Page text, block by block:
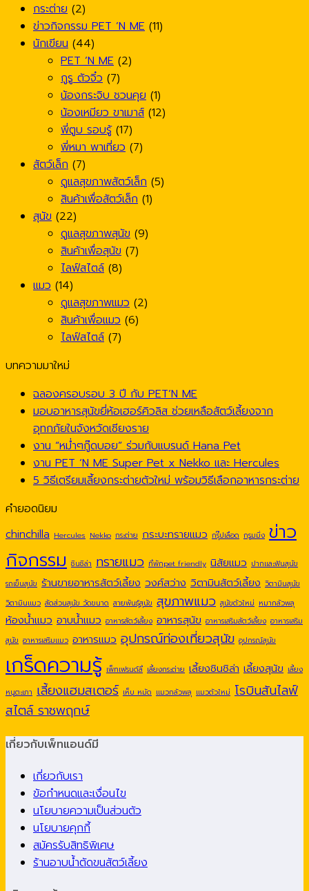
กระต่าย (2)
ข่าวกิจกรรม PET ’N ME (11)
นักเขียน (44)
PET ’N ME (2)
กูรู ตัวจิ๋ว (7)
น้องกระจิบ ชวนคุย (1)
น้องเหมียว ขาเมาส์ (12)
พี่ตูบ รอบรู้(17)
พี่หมา พาเที่ยว (7)
สัตว์เล็ก (7)
ดูแลสุขภาพสัตว์เล็ก (5)
สินค้าเพื่อสัตว์เล็ก (1)
สุนัข (22)
ดูแลสุขภาพสุนัข (9)
สินค้าเพื่อสุนัข (7)
ไลฟ์สไตล์ (8)
แมว (14)
ดูแลสุขภาพแมว (2)
สินค้าเพื่อแมว (6)
ไลฟ์สไตล์ (7)
บทความมาใหม่
ฉลองครอบรอบ 3 ปี กับ PET’N ME
มอบอาหารสุนัขยี่ห้อเฮอร์คิวลิส ช่วยเหลือสัตว์เลี้ยงจาก
อุทกภัยในจังหวัดเชียงราย
งาน “หม่ำๆกู๊ดบอย” ร่วมกับแบรนด์ Hana Pet
งาน PET ‘N ME Super Pet x Nekko และ Hercules
5 วิธีเตรียมเลี้ยงกระต่ายตัวใหม่ พร้อมวิธีเลือกอาหารกระต่าย
คำยอดนิยม
chinchilla Hercules Nekko กระต่าย กระบะทรายแมว กรุ๊ปเลือด กรูมมิ่ง ข่าว
กิจกรรม ชินชิล่า ทรายแมว ที่พักpet friendly นิสัยแมว ปากและฟันสุนัข
รถเข็นสุนัข ร้านขายอาหารสัตว์เลี้ยง วงศ์สว่าง วิตามินสัตว์เลี้ยง วิตามินสุนัข
วิตามินแมว สัดส่วนสุนัข วัดขนาด สายพันธุ์สุนัข สุขภาพแมว สุนัขตัวใหม่ หมากลัวพลุ
ห้องน้ำแมว อาบน้ำแมว อาหารสัตว์เลี้ยง อาหารสุนัข อาหารเสริมสัตว์เลี้ยง อาหารเสริม
สุนัข อาหารเสริมแมว อาหารแมว อุปกรณ์ท่องเที่ยวสุนัข อุปกรณ์สุนัข
เกร็ดความรู้ เพ็ทเฟรนด์ลี่ เลี้ยงกระต่าย เลี้ยงชินชิล่า เลี้ยงสุนัข เลี้ยง
หนูตะเภา เลี้ยงแฮมสเตอร์ เห็บ หมัด แมวกลัวพลุ แมวตัวใหม่ โรบินสันไลฟ์
สไตล์ ราชพฤกษ์
เกี่ยวกับเพ็ทแอนด์มี
เกี่ยวกับเรา
ข้อกำหนดและเงื่อนไข
นโยบายความเป็นส่วนตัว
นโยบายคุกกี้
สมัครรับสิทธิพิเศษ
ร้านอาบน้ำตัดขนสัตว์เลี้ยง